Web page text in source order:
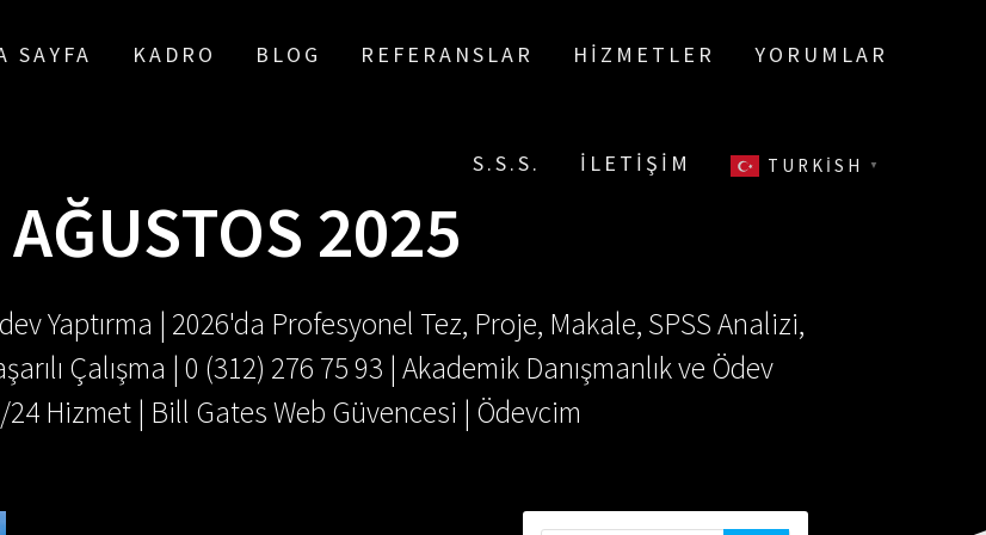
SAYFA KADRO BLOG REFERANSLAR HIZMETLER YORUMLAR
S.S.S. İLETIŞIM TURKISH ▼
AĞUSTOS 2025
Yaptırma | 2026'da Profesyonel Tez, Proje, Makale, SPSS Analizi,
Çalışma | 0 (312) 276 75 93 | Akademik Danışmanlık ve Ödev
Hizmet | Bill Gates Web Güvencesi | Ödevcim